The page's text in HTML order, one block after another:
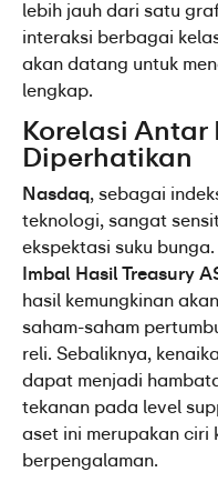
lebih jauh dari satu
interaksi berbagai
akan datang untuk
lengkap.
Korelasi Antar
Diperhatikan
Nasdaq, sebagai
teknologi, sangat
Imbal Hasil Treasury
hasil kemungkinan
saham-saham
reli. Sebaliknya,
dapat menjadi
tekanan pada level
aset ini merupakan ciri
berpengalaman.